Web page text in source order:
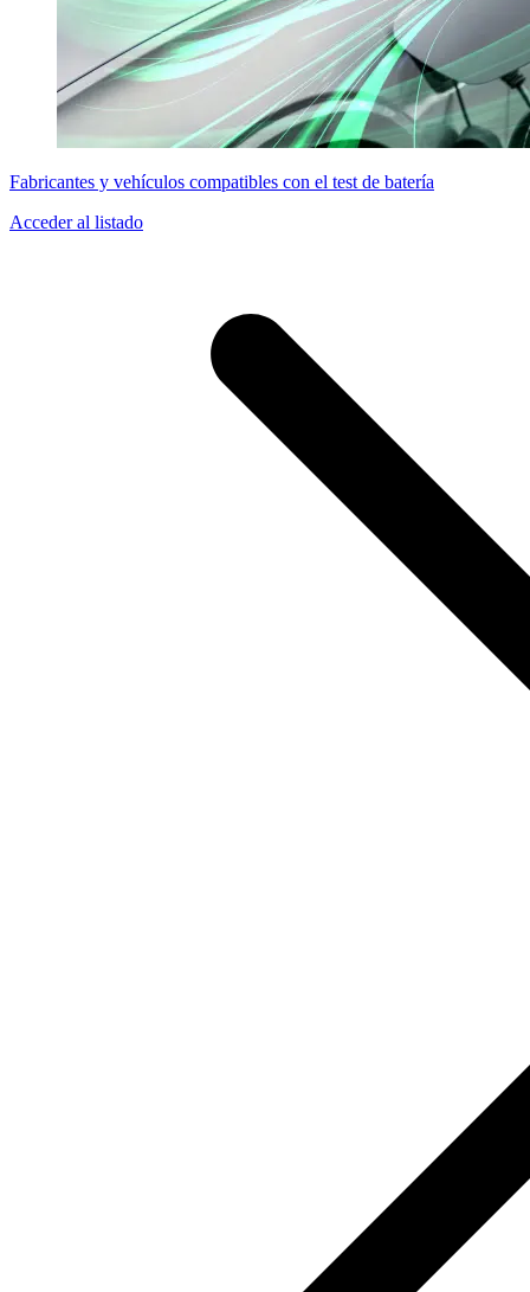
Fabricantes y vehículos compatibles con el test de batería
Acceder al listado